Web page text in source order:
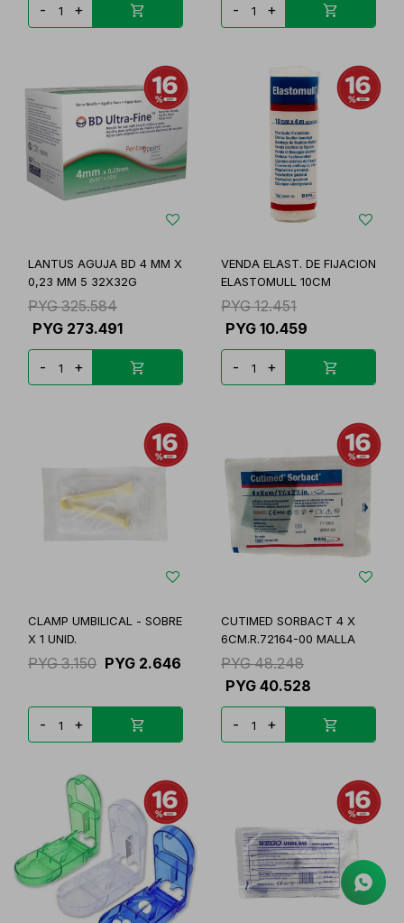
- + - +
LANTUS AGUJA BD 4 MM X
0,23 MM 5 32X32G
PYG 325.584
PYG 273.491
- +
VENDA ELAST. DE FIJACION
ELASTOMULL 10CM
PYG 12.451
PYG 10.459
- +
CLAMP UMBILICAL - SOBRE
X 1 UNID.
PYG 3.150 PYG 2.646
- +
CUTIMED SORBACT 4 X
6CM.R.72164-00 MALLA
PYG 48.248
PYG 40.528
- +